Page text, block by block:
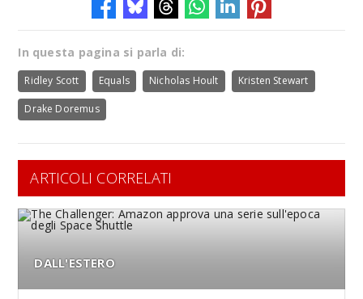
In questa pagina si parla di:
Ridley Scott Equals Nicholas Hoult Kristen Stewart
Drake Doremus
ARTICOLI CORRELATI
DALL'ESTERO